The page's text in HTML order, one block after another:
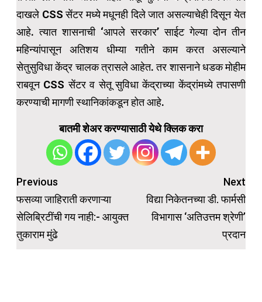
दाखले CSS सेंटर मध्ये मधूनही दिले जात असल्याचेही दिसून येत
आहे. त्यात शासनाची ‘आपले सरकार’ साईट गेल्या दोन तीन
महिन्यांपासून अतिशय धीम्या गतीने काम करत असल्याने
सेतुसुविधा केंद्र चालक त्रासले आहेत. तर शासनाने धडक मोहीम
राबवून CSS सेंटर व सेतू सुविधा केंद्राच्या केंद्रांमध्ये तपासणी
करण्याची मागणी स्थानिकांकडून होत आहे.
बातमी शेअर करण्यासाठी येथे क्लिक करा
Post
navigation
Previous
फसव्या जाहिराती करणाऱ्या
सेलिब्रिटींची गय नाही:- आयुक्त
तुकाराम मुंढे
Next
विद्या निकेतनच्या डी. फार्मसी
विभागास ‘अतिउत्तम श्रेणी’
प्रदान